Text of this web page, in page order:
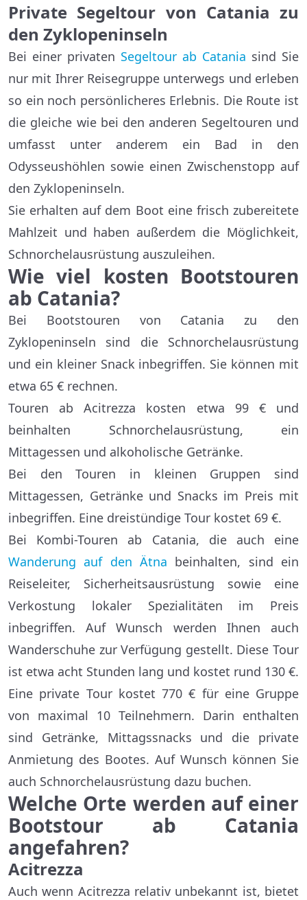
Private Segeltour von Catania zu
den Zyklopeninseln
Bei einer privaten Segeltour ab Catania sind Sie
nur mit Ihrer Reisegruppe unterwegs und erleben
so ein noch persönlicheres Erlebnis. Die Route ist
die gleiche wie bei den anderen Segeltouren und
umfasst unter anderem ein Bad in den
Odysseushöhlen sowie einen Zwischenstopp auf
den Zyklopeninseln.
Sie erhalten auf dem Boot eine frisch zubereitete
Mahlzeit und haben außerdem die Möglichkeit,
Schnorchelausrüstung auszuleihen.
Wie viel kosten Bootstouren
ab Catania?
Bei Bootstouren von Catania zu den
Zyklopeninseln sind die Schnorchelausrüstung
und ein kleiner Snack inbegriffen. Sie können mit
etwa 65 € rechnen.
Touren ab Acitrezza kosten etwa 99 € und
beinhalten Schnorchelausrüstung, ein
Mittagessen und alkoholische Getränke.
Bei den Touren in kleinen Gruppen sind
Mittagessen, Getränke und Snacks im Preis mit
inbegriffen. Eine dreistündige Tour kostet 69 €.
Bei Kombi-Touren ab Catania, die auch eine
Wanderung auf den Ätna beinhalten, sind ein
Reiseleiter, Sicherheitsausrüstung sowie eine
Verkostung lokaler Spezialitäten im Preis
inbegriffen. Auf Wunsch werden Ihnen auch
Wanderschuhe zur Verfügung gestellt. Diese Tour
ist etwa acht Stunden lang und kostet rund 130 €.
Eine private Tour kostet 770 € für eine Gruppe
von maximal 10 Teilnehmern. Darin enthalten
sind Getränke, Mittagssnacks und die private
Anmietung des Bootes. Auf Wunsch können Sie
auch Schnorchelausrüstung dazu buchen.
Welche Orte werden auf einer
Bootstour ab Catania
angefahren?
Acitrezza
Auch wenn Acitrezza relativ unbekannt ist, bietet